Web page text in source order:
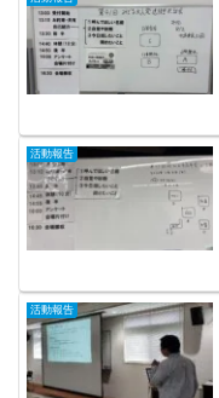
活動報告
活動報告